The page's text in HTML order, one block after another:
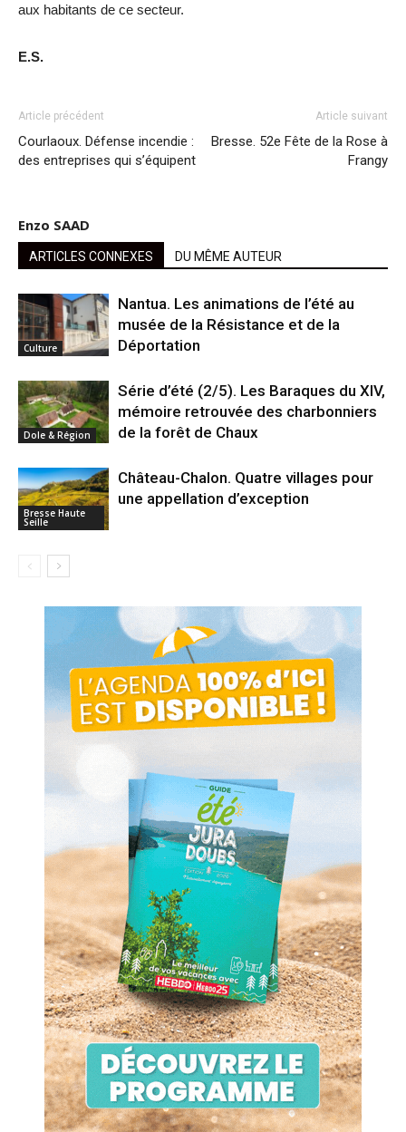
aux habitants de ce secteur.
E.S.
Article précédent
Courlaoux. Défense incendie :
des entreprises qui s’équipent
Article suivant
Bresse. 52e Fête de la Rose à
Frangy
Enzo SAAD
ARTICLES CONNEXES DU MÊME AUTEUR
Culture
Nantua. Les animations de l’été au
musée de la Résistance et de la
Déportation
Dole & Région
Série d’été (2/5). Les Baraques du XIV,
mémoire retrouvée des charbonniers
de la forêt de Chaux
Bresse Haute
Seille
Château-Chalon. Quatre villages pour
une appellation d’exception